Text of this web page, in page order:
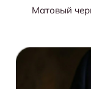
Матовый